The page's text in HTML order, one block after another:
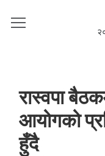
रास्वपा
आयोगको
हुँदै